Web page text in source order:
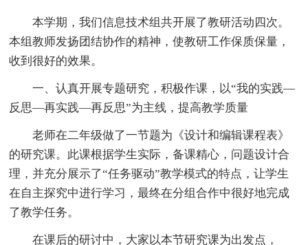
本学期，我们信息技术组共开展了教研活动四次。
本组教师发扬团结协作的精神，使教研工作保质保量，
收到很好的效果。
一、认真开展专题研究，积极作课，以“我的实践—
反思—再实践—再反思”为主线，提高教学质量
老师在二年级做了一节题为《设计和编辑课程表》
的研究课。此课根据学生实际，备课精心，问题设计合
理，并充分展示了“任务驱动”教学模式的特点，让学生
在自主探究中进行学习，最终在分组合作中很好地完成
了教学任务。
在课后的研讨中，大家以本节研究课为出发点，